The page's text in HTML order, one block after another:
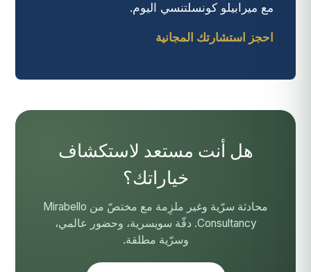
مع ميرابيلو كونسلتنسي اليوم.
احجز استشارتك المجانية
هل أنت مستعد لاستكشاف
خياراتك؟
محادثة سرّية وغير ملزِمة مع مختصّ من Mirabello
Consultancy. دقّة سويسرية، وحضور عالمي،
وسرّية مطلقة.